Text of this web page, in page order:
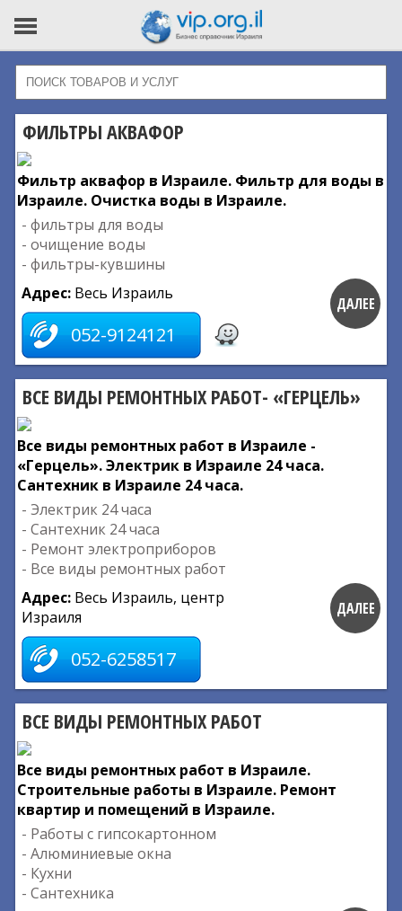
ФИЛЬТРЫ АКВАФОР
Фильтр аквафор в Израиле. Фильтр для воды в
Израиле. Очистка воды в Израиле.
- фильтры для воды
- очищение воды
- фильтры-кувшины
Адрес: Весь Израиль
052-9124121
ДАЛЕЕ
ВСЕ ВИДЫ РЕМОНТНЫХ РАБОТ- «ГЕРЦЕЛЬ»
Все виды ремонтных работ в Израиле -
«Герцель». Электрик в Израиле 24 часа.
Сантехник в Израиле 24 часа.
- Электрик 24 часа
- Сантехник 24 часа
- Ремонт электроприборов
- Все виды ремонтных работ
Адрес: Весь Израиль, центр
Израиля
052-6258517
ДАЛЕЕ
ВСЕ ВИДЫ РЕМОНТНЫХ РАБОТ
Все виды ремонтных работ в Израиле.
Строительные работы в Израиле. Ремонт
квартир и помещений в Израиле.
- Работы с гипсокартонном
- Алюминиевые окна
- Кухни
- Сантехника